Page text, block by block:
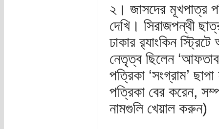
২। জাসদের মূখপাত্র
দেখি। সিরাজপন্থী
ঢাকার র‍্যাংকিন
নেতৃত্ব ছিলেন
পত্রিকা ‘সংগ্রাম’
পত্রিকা বের করেন,
নামগুলি খেয়াল করুন)